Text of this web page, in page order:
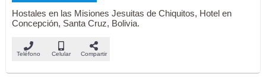
Hostales en las Misiones Jesuitas de Chiquitos, Hotel en
Concepción, Santa Cruz, Bolivia.
Teléfono Celular Compartir